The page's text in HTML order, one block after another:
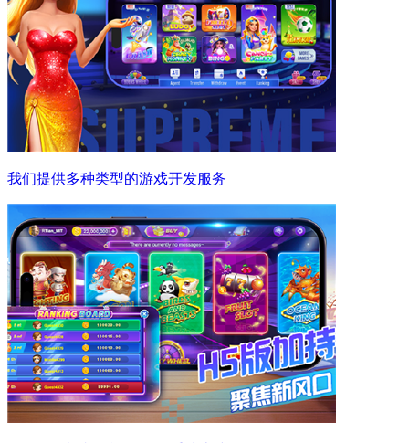
我们提供多种类型的游戏开发服务